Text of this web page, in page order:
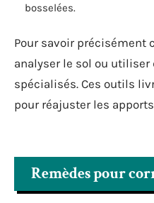
bosselées.
Pour savoir précisément
analyser le sol ou
spécialisés. Ces outils
pour réajuster les
Remèdes pour